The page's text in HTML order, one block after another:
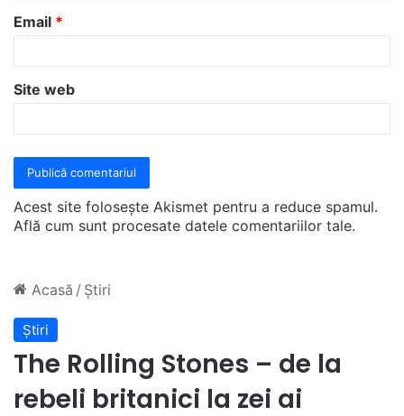
u
*
Email *
Site web
Acest site folosește Akismet pentru a reduce spamul.
Află cum sunt procesate datele comentariilor tale.